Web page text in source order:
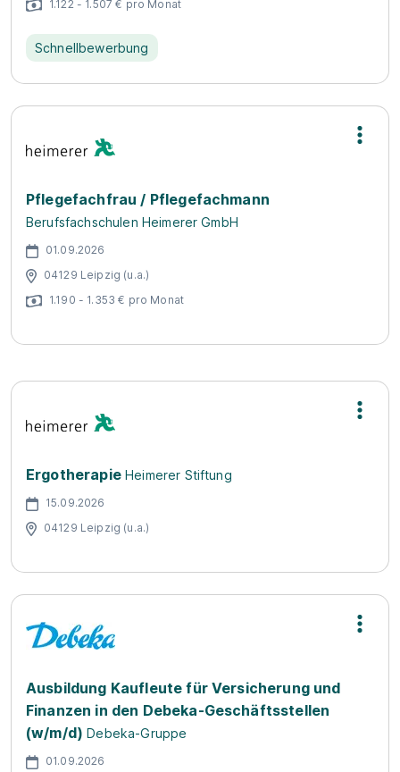
1.122 - 1.507 € pro Monat
Schnellbewerbung
Pflegefachfrau / Pflegefachmann
Berufsfachschulen Heimerer GmbH
01.09.2026
04129 Leipzig (u.a.)
1.190 - 1.353 € pro Monat
Ergotherapie Heimerer Stiftung
15.09.2026
04129 Leipzig (u.a.)
Ausbildung Kaufleute für Versicherung und
Finanzen in den Debeka-Geschäftsstellen
(w/m/d)Debeka-Gruppe
01.09.2026